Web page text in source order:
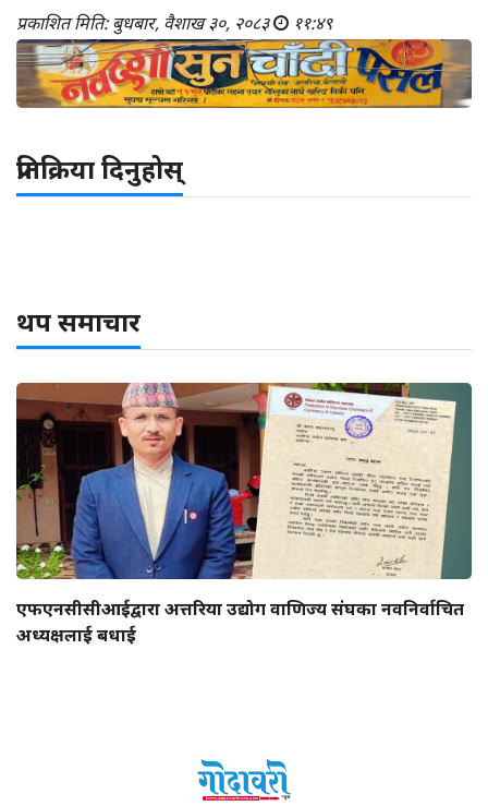
प्रकाशित मिति: बुधबार, वैशाख ३०, २०८३ ११:४९
प्रतिक्रिया दिनुहोस्
थप समाचार
एफएनसीसीआईद्वारा अत्तरिया उद्योग वाणिज्य संघका नवनिर्वाचित
अध्यक्षलाई बधाई